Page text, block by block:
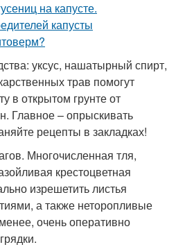
уксус, нашатырный спирт,
трав помогут
в открытом грунте от
Главное – опрыскивать
рецепты в закладках!
Многочисленная тля,
крестоцветная
изрешетить листья
а также неторопливые
очень оперативно